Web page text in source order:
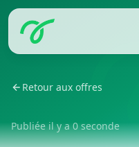
Retour aux offres
Publiée il y a 0 seconde